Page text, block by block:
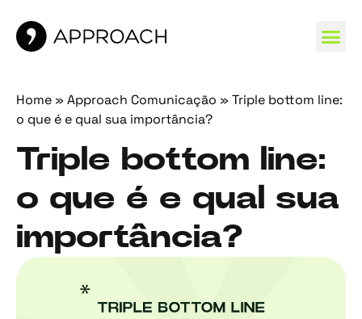
Home » Approach Comunicação » Triple bottom line:
o que é e qual sua importância?
Triple bottom line:
o que é e qual sua
importância?